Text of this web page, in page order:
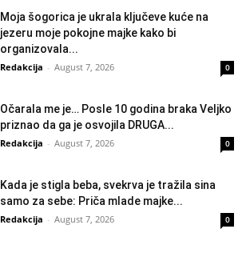
Moja šogorica je ukrala ključeve kuće na
jezeru moje pokojne majke kako bi
organizovala...
Redakcija - August 7, 2026 0
Očarala me je… Posle 10 godina braka Veljko
priznao da ga je osvojila DRUGA...
Redakcija - August 7, 2026 0
Kada je stigla beba, svekrva je tražila sina
samo za sebe: Priča mlade majke...
Redakcija - August 7, 2026 0